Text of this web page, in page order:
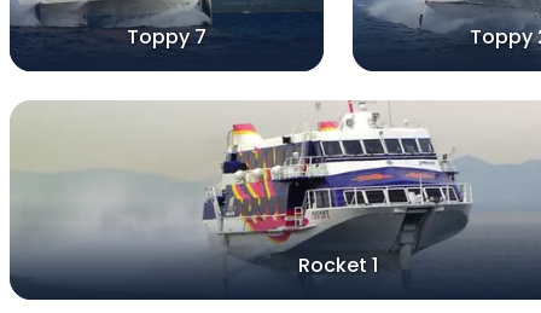
Toppy 7 Toppy
Rocket 1